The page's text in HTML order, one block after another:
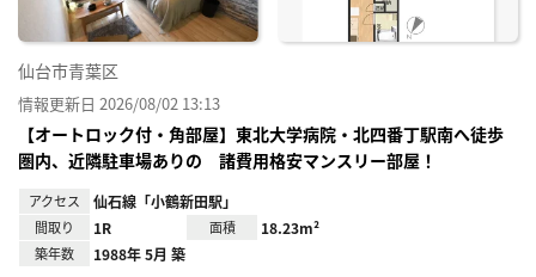
仙台市青葉区
情報更新日 2026/08/02 13:13
【オートロック付・角部屋】東北大学病院・北四番丁駅南へ徒歩
圏内、近隣駐車場ありの 諸費用格安マンスリー部屋！
アクセス 仙石線「小鶴新田駅」
間取り 1R 面積 18.23m²
築年数 1988年 5月 築